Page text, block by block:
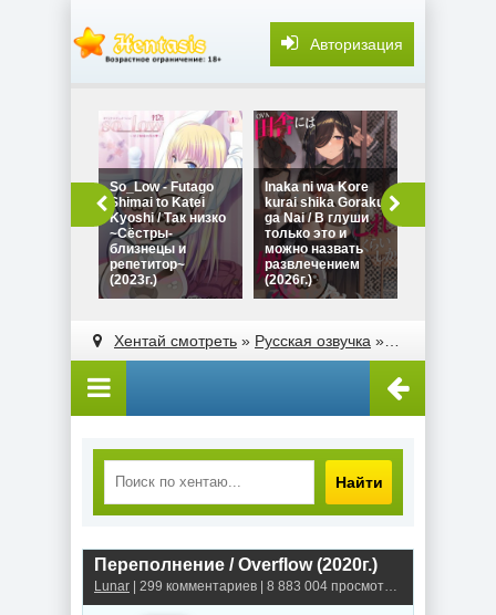
Авторизация
So_Low - Futago
Shimai to Katei
Kyoshi / Так низко
~Сёстры-
близнецы и
репетитор~
(2023г.)
Inaka ni wa Kore
kurai shika Goraku
ga Nai / В глуши
только это и
можно назвать
развлечением
(2026г.)
семинара
Хентай смотреть » Русская озвучка » Переполнение / Overflow (2020г.)
Найти
Переполнение / Overflow (2020г.)
Lunar | 299 комментариев | 8 883 004 просмотров